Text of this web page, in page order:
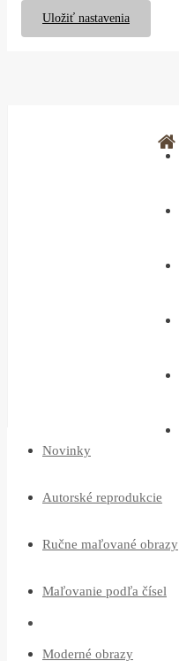
Uložiť nastavenia
Novinky
Autorské reprodukcie
Ručne maľované obrazy
Maľovanie podľa čísel
Moderné obrazy